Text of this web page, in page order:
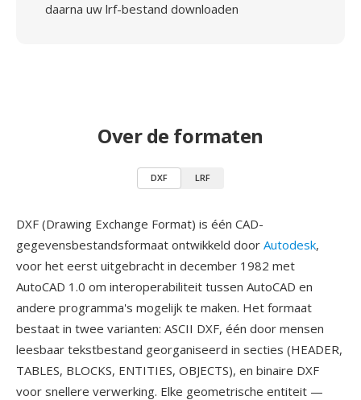
daarna uw lrf-bestand downloaden
Over de formaten
DXF LRF
DXF (Drawing Exchange Format) is één CAD-
gegevensbestandsformaat ontwikkeld door Autodesk,
voor het eerst uitgebracht in december 1982 met
AutoCAD 1.0 om interoperabiliteit tussen AutoCAD en
andere programma's mogelijk te maken. Het formaat
bestaat in twee varianten: ASCII DXF, één door mensen
leesbaar tekstbestand georganiseerd in secties (HEADER,
TABLES, BLOCKS, ENTITIES, OBJECTS), en binaire DXF
voor snellere verwerking. Elke geometrische entiteit —